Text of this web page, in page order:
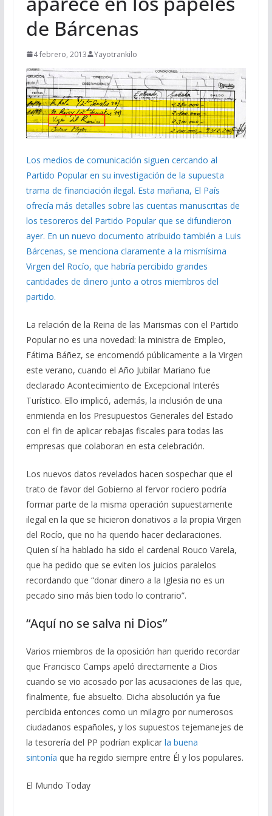
de Bárcenas
4 febrero, 2013 Yayotrankilo
Los medios de comunicación siguen cercando al
Partido Popular en su investigación de la supuesta
trama de financiación ilegal. Esta mañana, El País
ofrecía más detalles sobre las cuentas manuscritas de
los tesoreros del Partido Popular que se difundieron
ayer. En un nuevo documento atribuido también a Luis
Bárcenas, se menciona claramente a la mismísima
Virgen del Rocío, que habría percibido grandes
cantidades de dinero junto a otros miembros del
partido.
La relación de la Reina de las Marismas con el Partido
Popular no es una novedad: la ministra de Empleo,
Fátima Báñez, se encomendó públicamente a la Virgen
este verano, cuando el Año Jubilar Mariano fue
declarado Acontecimiento de Excepcional Interés
Turístico. Ello implicó, además, la inclusión de una
enmienda en los Presupuestos Generales del Estado
con el fin de aplicar rebajas fiscales para todas las
empresas que colaboran en esta celebración.
Los nuevos datos revelados hacen sospechar que el
trato de favor del Gobierno al fervor rociero podría
formar parte de la misma operación supuestamente
ilegal en la que se hicieron donativos a la propia Virgen
del Rocío, que no ha querido hacer declaraciones.
Quien sí ha hablado ha sido el cardenal Rouco Varela,
que ha pedido que se eviten los juicios paralelos
recordando que “donar dinero a la Iglesia no es un
pecado sino más bien todo lo contrario”.
“Aquí no se salva ni Dios”
Varios miembros de la oposición han querido recordar
que Francisco Camps apeló directamente a Dios
cuando se vio acosado por las acusaciones de las que,
finalmente, fue absuelto. Dicha absolución ya fue
percibida entonces como un milagro por numerosos
ciudadanos españoles, y los supuestos tejemanejes de
la tesorería del PP podrían explicar la buena
sintonía que ha regido siempre entre Él y los populares.
El Mundo Today